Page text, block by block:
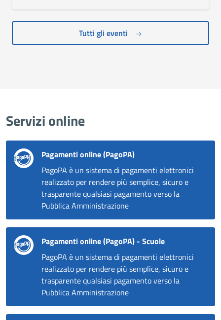
Tutti gli eventi
Servizi online
Pagamenti online (PagoPA)
PagoPA è un sistema di pagamenti elettronici
realizzato per rendere più semplice, sicuro e
trasparente qualsiasi pagamento verso la
Pubblica Amministrazione
Pagamenti online (PagoPA) - Scuole
PagoPA è un sistema di pagamenti elettronici
realizzato per rendere più semplice, sicuro e
trasparente qualsiasi pagamento verso la
Pubblica Amministrazione